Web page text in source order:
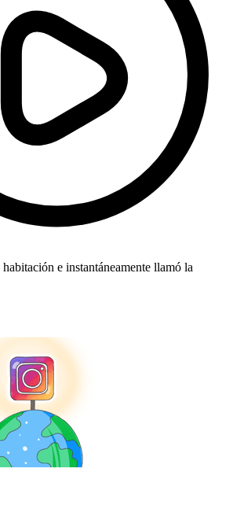
e instantáneamente llamó la